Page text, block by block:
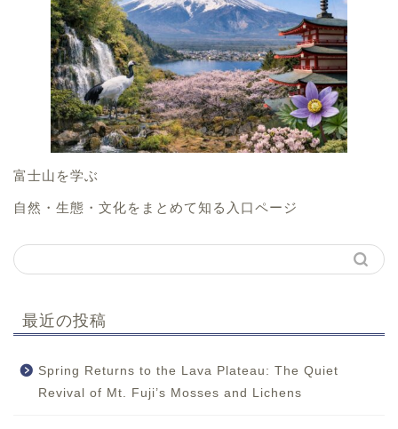
富士山を学ぶ
自然・生態・文化をまとめて知る入口ページ
最近の投稿
Spring Returns to the Lava Plateau: The Quiet
Revival of Mt. Fuji’s Mosses and Lichens